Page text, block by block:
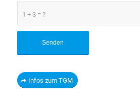
1 + 3 = ?
Infos zum TGM